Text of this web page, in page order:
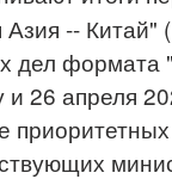
-- Китай"
дел формата
и 26 апреля